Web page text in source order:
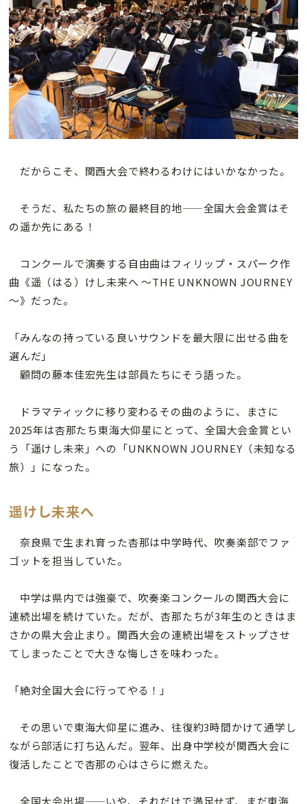
だからこそ、関西大会で終わるわけにはいかなかった。
そうだ、私たちの旅の最終目的地——全国大会金賞はそ
の遥か先にある！
コンクールで演奏する自由曲はフィリップ・スパーク作
曲《遥（はる）けし未来へ ～THE UNKNOWN JOURNEY
～》だった。
「みんなの持っている良いサウンドを最大限に出せる曲を
選んだ」
顧問の藤本佳宏先生は部員たちにそう語った。
ドラマティックに移り変わるその曲のように、まさに
2025年は杏那たち東海大仰星にとって、全国大会金賞とい
う「遥けし未来」への「UNKNOWN JOURNEY（未知なる
旅）」になった。
遥けし未来へ
奈良県で生まれ育った杏那は中学時代、吹奏楽部でファ
ゴットを担当していた。
中学は県内では強豪で、吹奏楽コンクールの関西大会に
連続出場を続けていた。だが、杏那たちが3年生のときはま
さかの県大会止まり。関西大会の連続出場をストップさせ
てしまったことで大きな悔しさを味わった。
「絶対全国大会に行ってやる！」
その思いで東海大仰星に進み、往復約3時間かけて通学し
ながら部活に打ち込んだ。翌年、出身中学校が関西大会に
復活したことで杏那の心はさらに燃えた。